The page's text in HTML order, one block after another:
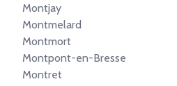
Montjay
Montmelard
Montmort
Montpont-en-Bresse
Montret